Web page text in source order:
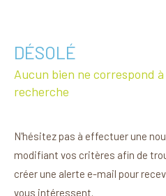
DÉSOLÉ
Aucun bien ne correspond
recherche
N'hésitez pas à effectuer une
modifiant vos critères afin de
créer une alerte e-mail pour
vous intéressent.